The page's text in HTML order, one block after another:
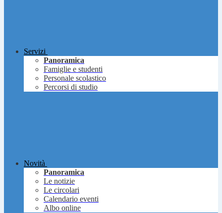
Servizi
Panoramica
Famiglie e studenti
Personale scolastico
Percorsi di studio
Novità
Panoramica
Le notizie
Le circolari
Calendario eventi
Albo online